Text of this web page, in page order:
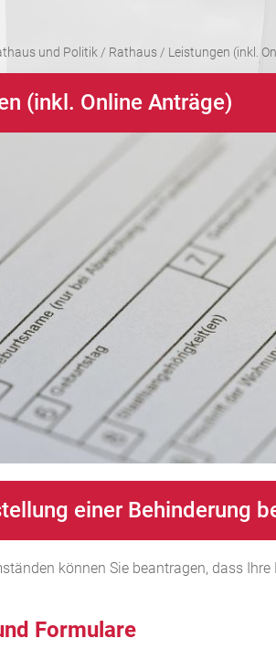
und Politik / Rathaus/ Leistungen (inkl.
(inkl. Online Anträge)
einer Behinderung
können Sie beantragen, dass
Formulare